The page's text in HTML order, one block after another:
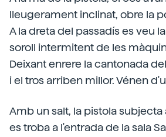
lleugerament inclinat, obre la
A la dreta del passadís es veu
soroll intermitent de les
Deixant enrere la cantonada
i el tros arriben millor. Vénen
Amb un salt, la pistola
es troba a l'entrada de la sala